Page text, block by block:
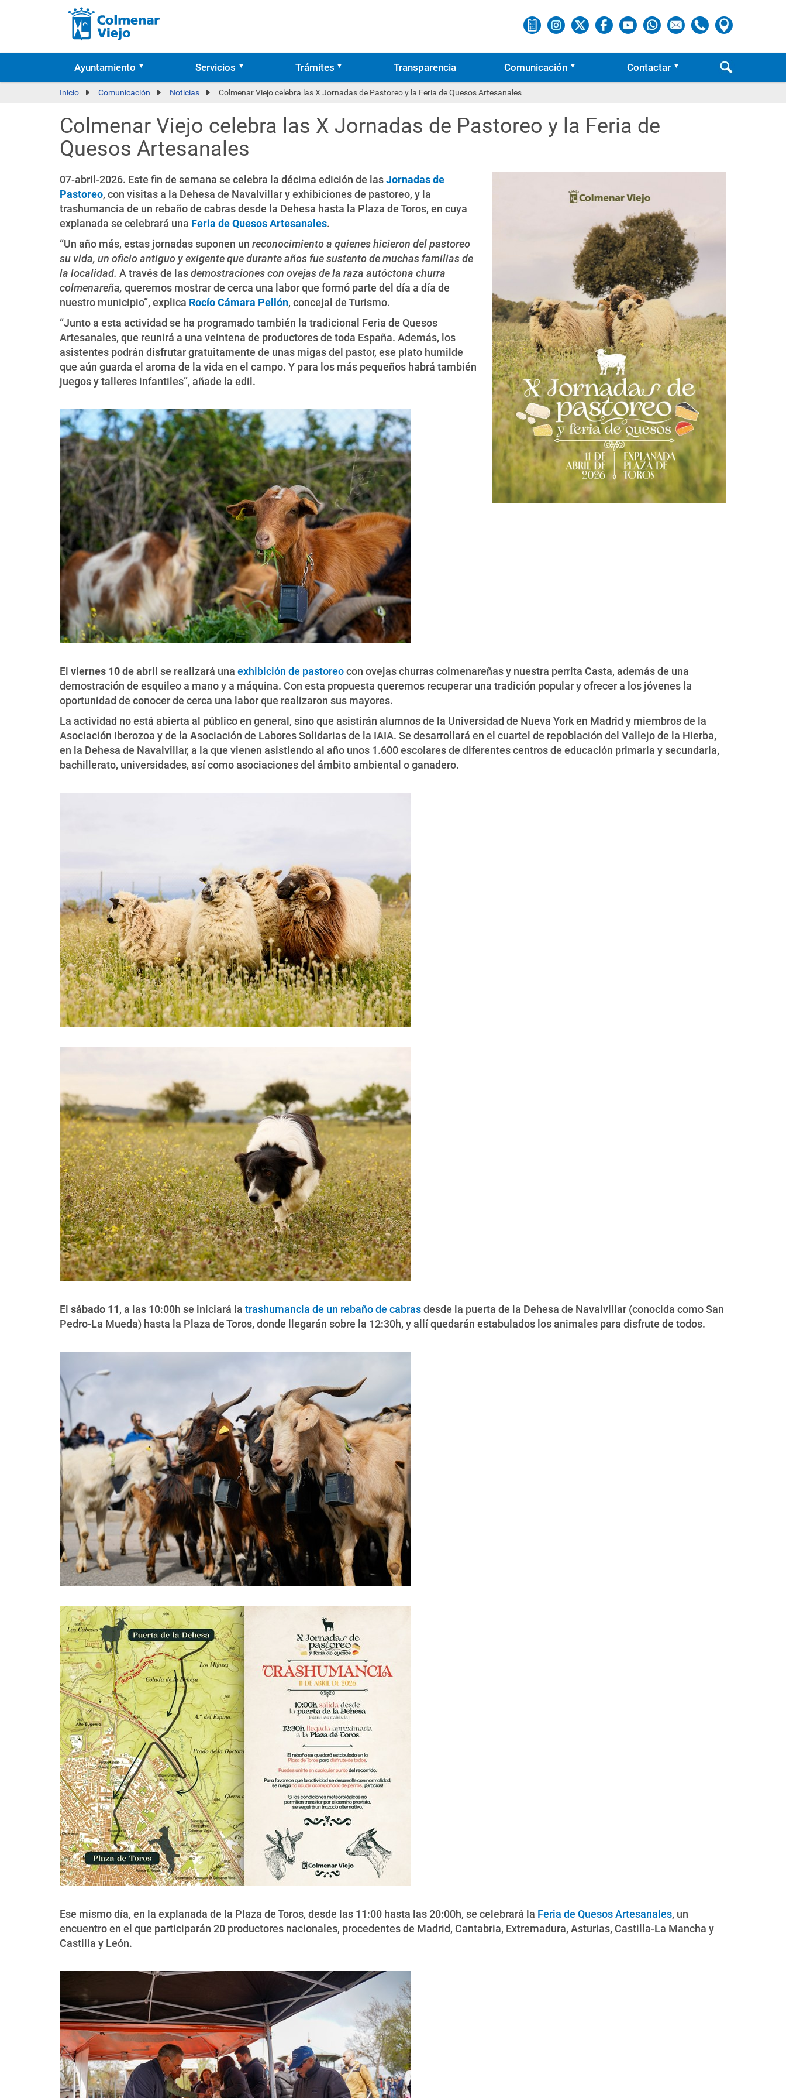
Ayuntamiento Servicios Trámites Transparencia Comunicación Contactar
Inicio Comunicación Noticias Colmenar Viejo celebra las X Jornadas de Pastoreo y la Feria de Quesos Artesanales
Colmenar Viejo celebra las X Jornadas de Pastoreo y la Feria de
Quesos Artesanales
07-abril-2026. Este fin de semana se celebra la décima edición de lasJornadas de
Pastoreo, con visitas a la Dehesa de Navalvillar y exhibiciones de pastoreo, y la
trashumancia de un rebaño de cabras desde la Dehesa hasta la Plaza de Toros, en cuya
explanada se celebrará una Feria de Quesos Artesanales.
“Un año más, estas jornadas suponen un reconocimiento a quienes hicieron del pastoreo
su vida, un oficio antiguo y exigente que durante años fue sustento de muchas familias de
la localidad. A través de lasdemostraciones con ovejas de la raza autóctona churra
colmenareña, queremos mostrar de cerca una labor que formó parte del día a día de
nuestro municipio”, explica Rocío Cámara Pellón, concejal de Turismo.
“Junto a esta actividad se ha programado también la tradicional Feria de Quesos
Artesanales, que reunirá a una veintena de productores de toda España. Además, los
asistentes podrán disfrutar gratuitamente de unas migas del pastor, ese plato humilde
que aún guarda el aroma de la vida en el campo. Y para los más pequeños habrá también
juegos y talleres infantiles”, añade la edil.
El viernes 10 de abril se realizará una exhibición de pastoreocon ovejas churras colmenareñas y nuestra perrita Casta, además de una
demostración de esquileo a mano y a máquina. Con esta propuesta queremos recuperar una tradición popular y ofrecer a los jóvenes la
oportunidad de conocer de cerca una labor que realizaron sus mayores.
La actividad no está abierta al público en general, sino que asistirán alumnos de la Universidad de Nueva York en Madrid y miembros de la
Asociación Iberozoa y de la Asociación de Labores Solidarias de la IAIA. Se desarrollará en el cuartel de repoblación del Vallejo de la Hierba,
en la Dehesa de Navalvillar, a la que vienen asistiendo al año unos 1.600 escolares de diferentes centros de educación primaria y secundaria,
bachillerato, universidades, así como asociaciones del ámbito ambiental o ganadero.
El sábado 11, a las 10:00h se iniciará la trashumancia de un rebaño de cabrasdesde la puerta de la Dehesa de Navalvillar (conocida como San
Pedro-La Mueda) hasta la Plaza de Toros, donde llegarán sobre la 12:30h, y allí quedarán estabulados los animales para disfrute de todos.
Ese mismo día, en la explanada de la Plaza de Toros, desde las 11:00 hasta las 20:00h, se celebrará la Feria de Quesos Artesanales, un
encuentro en el que participarán 20 productores nacionales, procedentes de Madrid, Cantabria, Extremadura, Asturias, Castilla-La Mancha y
Castilla y León.